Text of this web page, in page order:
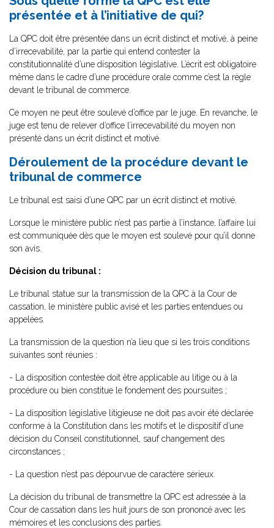
présentée et à l’initiative de qui?
La QPC doit être présentée dans un écrit distinct et motivé, à peine
d’irrecevabilité, par la partie qui entend contester la
constitutionnalité d’une disposition législative. L’écrit est obligatoire
même dans le cadre d’une procédure orale comme c’est la règle
devant le tribunal de commerce.
Ce moyen ne peut être soulevé d’office par le juge. En revanche, le
juge est tenu de relever d’office l’irrecevabilité du moyen non
présenté dans un écrit distinct et motivé.
Déroulement de la procédure devant le
tribunal de commerce
Le tribunal est saisi d’une QPC par un écrit distinct et motivé.
Lorsque le ministère public n’est pas partie à l’instance, l’affaire lui
est communiquée dès que le moyen est soulevé pour qu’il donne
son avis.
Décision du tribunal :
Le tribunal statue sur la transmission de la QPC à la Cour de
cassation, le ministère public avisé et les parties entendues ou
appelées.
La transmission de la question n’a lieu que si les trois conditions
suivantes sont réunies :
- La disposition contestée doit être applicable au litige ou à la
procédure ou bien constitue le fondement des poursuites ;
- La disposition législative litigieuse ne doit pas avoir été déclarée
conforme à la Constitution dans les motifs et le dispositif d’une
décision du Conseil constitutionnel, sauf changement des
circonstances ;
- La question n’est pas dépourvue de caractère sérieux.
La décision du tribunal de transmettre la QPC est adressée à la
Cour de cassation dans les huit jours de son prononcé avec les
mémoires et les conclusions des parties.